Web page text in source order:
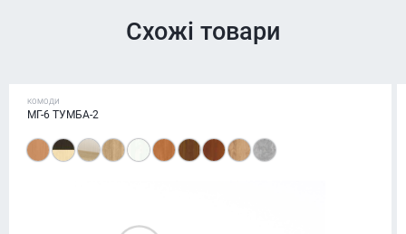
Схожі товари
КОМОДИ
МГ-6 ТУМБА-2